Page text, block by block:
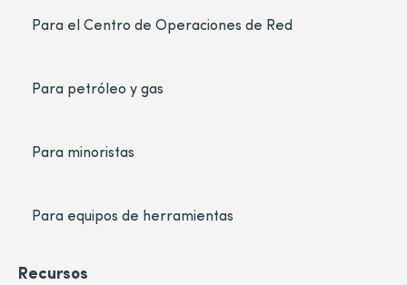
Para el Centro de Operaciones de Red
Para petróleo y gas
Para minoristas
Para equipos de herramientas
Recursos